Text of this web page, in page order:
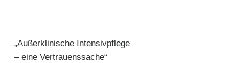
„Außerklinische Intensivpflege
– eine Vertrauenssache“